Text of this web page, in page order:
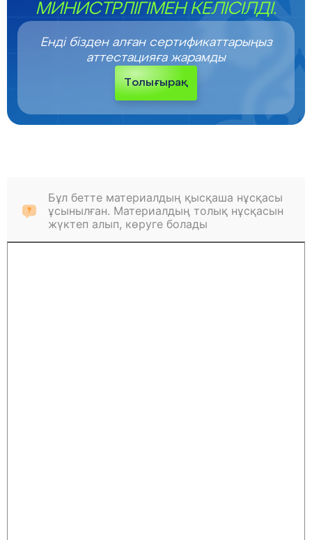
МИНИСТРЛІГІМЕН КЕЛІСІЛДІ.
Енді бізден алған сертификаттарыңыз
аттестацияға жарамды
Толығырақ
Бұл бетте материалдың қысқаша нұсқасы
ұсынылған. Материалдың толық нұсқасын
жүктеп алып, көруге болады